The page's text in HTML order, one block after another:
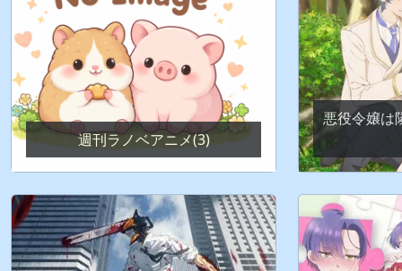
週刊ラノベアニメ(3)
悪役令嬢は